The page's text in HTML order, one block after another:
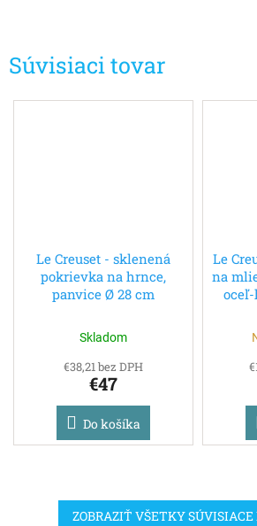
Súvisiaci tovar
Le Creuset - sklenená
pokrievka na hrnce,
panvice Ø 28 cm
Skladom
€38,21 bez DPH
€47
Do košíka
Le
na
ZOBRAZIŤ VŠETKY SÚVISIACE